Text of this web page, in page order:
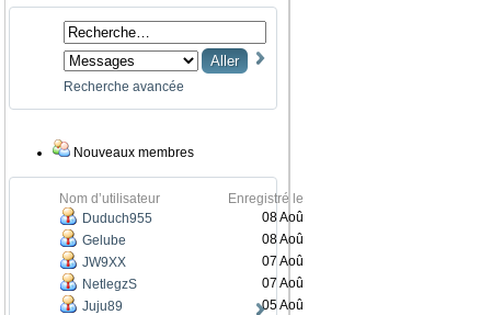
Recherche avancée
Nouveaux membres
Nom d’utilisateur
Enregistré le
Duduch955
08 Aoû
Gelube
08 Aoû
JW9XX
07 Aoû
NetlegzS
07 Aoû
Juju89
05 Aoû